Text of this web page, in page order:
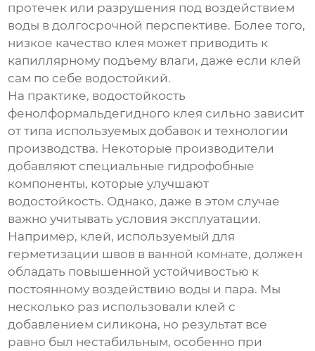
протечек или разрушения под воздействием
воды в долгосрочной перспективе. Более того,
низкое качество клея может приводить к
капиллярному подъему влаги, даже если клей
сам по себе водостойкий.
На практике, водостойкость
фенолформальдегидного клея сильно зависит
от типа используемых добавок и технологии
производства. Некоторые производители
добавляют специальные гидрофобные
компоненты, которые улучшают
водостойкость. Однако, даже в этом случае
важно учитывать условия эксплуатации.
Например, клей, используемый для
герметизации швов в ванной комнате, должен
обладать повышенной устойчивостью к
постоянному воздействию воды и пара. Мы
несколько раз использовали клей с
добавлением силикона, но результат все
равно был нестабильным, особенно при